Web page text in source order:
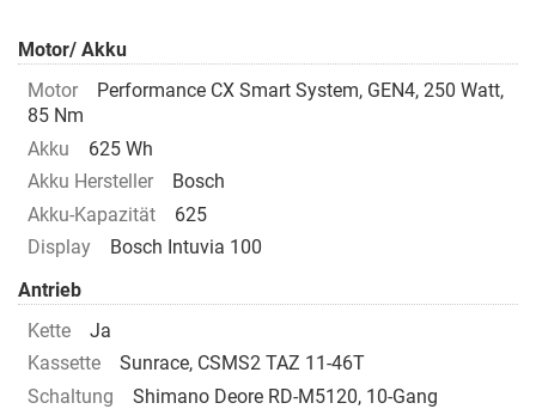
Motor/ Akku
Motor
Performance CX Smart System, GEN4, 250 Watt,
85 Nm
Akku
625 Wh
Akku Hersteller
Bosch
Akku-Kapazität
625
Display
Bosch Intuvia 100
Antrieb
Kette
Ja
Kassette
Sunrace, CSMS2 TAZ 11-46T
Schaltung
Shimano Deore RD-M5120, 10-Gang